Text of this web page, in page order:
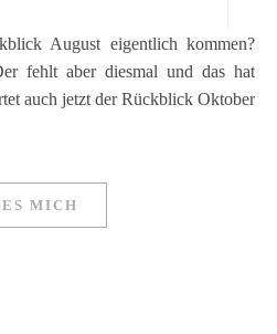
fehlt aber diesmal und das hat
auch jetzt der Rückblick Oktober
MICH